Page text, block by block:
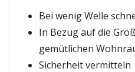
Bei wenig Welle
In Bezug auf die
gemütlichen
Sicherheit vermitteln